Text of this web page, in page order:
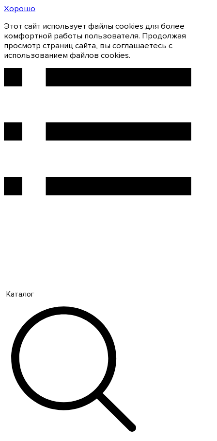
Хорошо
Этот сайт использует файлы cookies для более
комфортной работы пользователя. Продолжая
просмотр страниц сайта, вы соглашаетесь с
использованием файлов cookies.
Каталог